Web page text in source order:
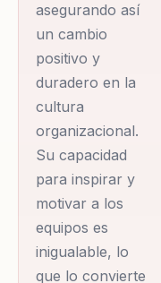
asegurando así
un cambio
positivo y
duradero en la
cultura
organizacional.
Su capacidad
para inspirar y
motivar a los
equipos es
inigualable, lo
que lo convierte